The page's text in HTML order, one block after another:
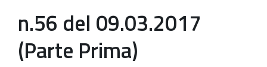
n.56 del 09.03.2017
(Parte Prima)